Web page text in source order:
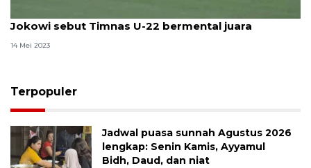
Jokowi sebut Timnas U-22 bermental juara
14 Mei 2023
Terpopuler
Jadwal puasa sunnah Agustus 2026
lengkap: Senin Kamis, Ayyamul
Bidh, Daud, dan niat